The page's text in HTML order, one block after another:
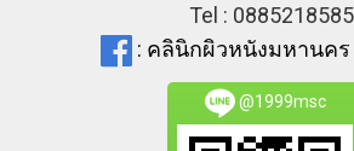
Tel : 0885218585
: คลินิกผิวหนังมหานคร
@1999msc